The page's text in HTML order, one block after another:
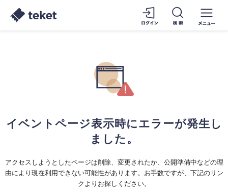
イベントページ表示時にエラーが発生し
ました。
アクセスしようとしたページは削除、変更されたか、公開準備中などの理
由により現在利用できない可能性があります。お手数ですが、下記のリン
クよりお探しください。